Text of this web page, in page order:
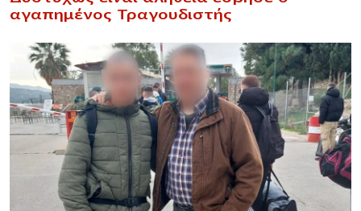
αγαπημένος Τραγουδιστής